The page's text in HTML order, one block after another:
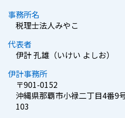
事務所名
税理士法人みやこ
代表者
伊計 孔雄（いけい よしお）
伊計事務所
〒901-0152
沖縄県那覇市小禄二丁目4番9
103